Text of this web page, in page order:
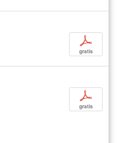
p
gratis
p
gratis